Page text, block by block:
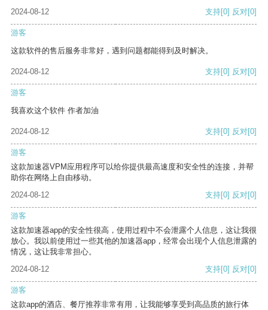
2024-08-12
支持[0] 反对[0]
游客
这款软件的售后服务非常好，遇到问题都能得到及时解决。
2024-08-12 支持[0] 反对[0]
游客
我喜欢这个软件 作者加油
2024-08-12 支持[0] 反对[0]
游客
这款加速器VPM应用程序可以给你提供最高速度和安全性的连接，并帮
助你在网络上自由移动。
2024-08-12
支持[0] 反对[0]
游客
这款加速器app的安全性很高，使用过程中不会泄露个人信息，这让我很
放心。我以前使用过一些其他的加速器app，经常会出现个人信息泄露的
情况，这让我非常担心。
2024-08-12
支持[0] 反对[0]
游客
这款app的酒店、餐厅推荐非常有用，让我能够享受到高品质的旅行体